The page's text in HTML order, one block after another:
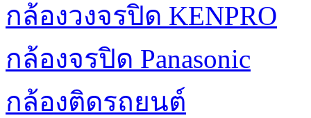
กล้องวงจรปิด KENPRO
กล้องจรปิด Panasonic
กล้องติดรถยนต์